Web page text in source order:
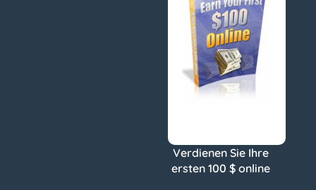
Verdienen Sie Ihre
ersten 100 $ online